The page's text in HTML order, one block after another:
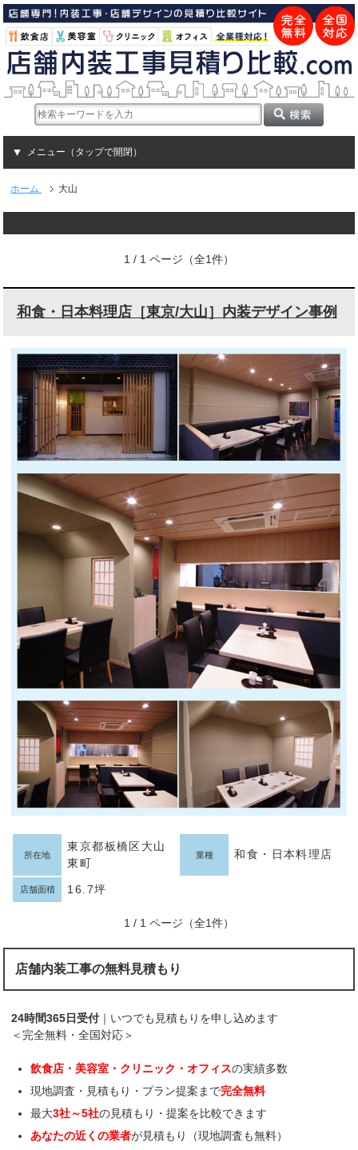
メニュー（タップで開閉）
ホーム 大山
1 / 1 ページ（全1件）
和食・日本料理店［東京/大山］内装デザイン事例
所在地
東京都板橋区大山
東町
業種 和食・日本料理店
店舗面積 16.7坪
1 / 1 ページ（全1件）
店舗内装工事の無料見積もり
24時間365日受付 ｜いつでも見積もりを申し込めます
＜完全無料・全国対応＞
飲食店・美容室・クリニック・オフィスの実績多数
現地調査・見積もり・プラン提案まで完全無料
最大3社～5社の見積もり・提案を比較できます
あなたの近くの業者が見積もり（現地調査も無料）